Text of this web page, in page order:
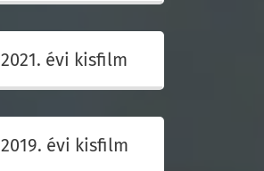
2021. évi kisfilm
2019. évi kisfilm